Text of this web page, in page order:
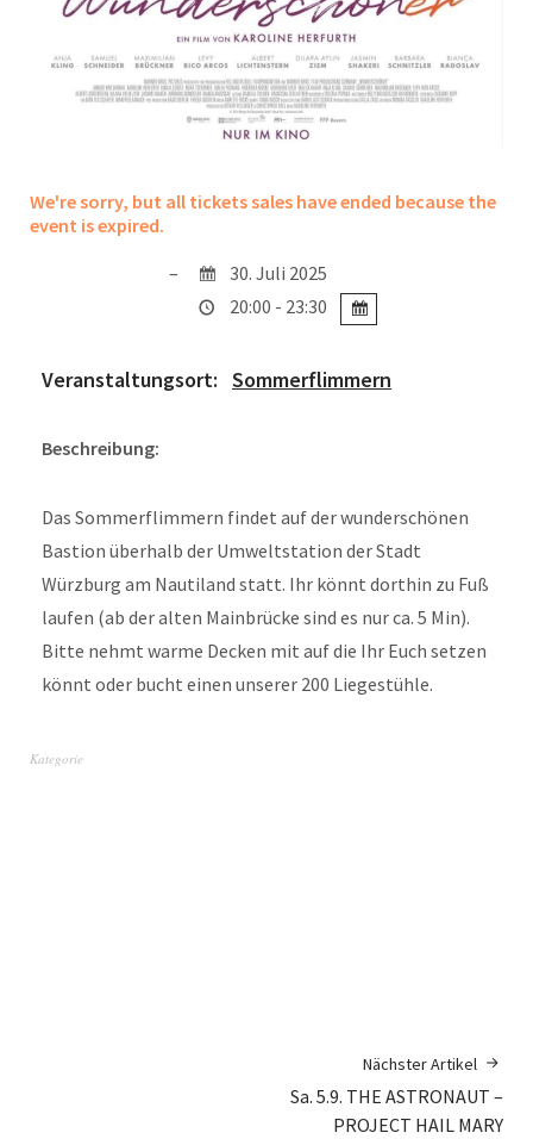
We're sorry, but all tickets sales have ended because the
event is expired.
30. Juli 2025
20:00 - 23:30
Veranstaltungsort: Sommerflimmern
Beschreibung:
Das Sommerflimmern findet auf der wunderschönen
Bastion überhalb der Umweltstation der Stadt
Würzburg am Nautiland statt. Ihr könnt dorthin zu Fuß
laufen (ab der alten Mainbrücke sind es nur ca. 5 Min).
Bitte nehmt warme Decken mit auf die Ihr Euch setzen
könnt oder bucht einen unserer 200 Liegestühle.
Kategorie
Nächster Artikel
Sa. 5.9. THE ASTRONAUT –
PROJECT HAIL MARY